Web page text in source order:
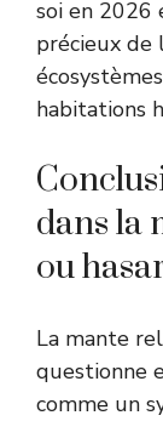
soi en 2026
précieux de
habitations
dans la
ou
La mante
questionne
comme un